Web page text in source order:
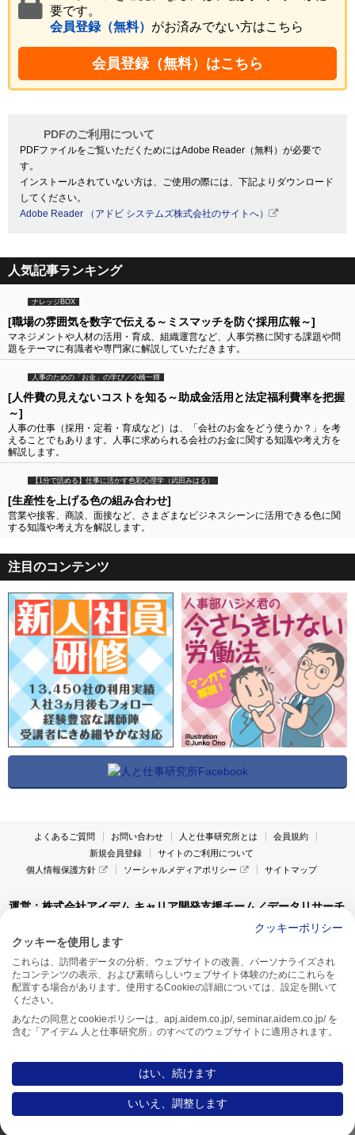
要です。
会員登録（無料） がお済みでない方はこちら
会員登録（無料）はこちら
PDFのご利用について
PDFファイルをご覧いただくためにはAdobe Reader（無料）が必要で
す。
インストールされていない方は、ご使用の際には、下記よりダウンロード
してください。
Adobe Reader （アドビ システムズ株式会社のサイトへ）
人気記事ランキング
ナレッジBOX
[職場の雰囲気を数字で伝える～ミスマッチを防ぐ採用広報～]
マネジメントや人材の活用・育成、組織運営など、人事労務に関する課題や問
題をテーマに有識者や専門家に解説していただきます。
人事のための「お金」の学び／小橋一輝
[人件費の見えないコストを知る～助成金活用と法定福利費率を把握
～]
人事の仕事（採用・定着・育成など）は、「会社のお金をどう使うか？」を考
えることでもあります。人事に求められる会社のお金に関する知識や考え方を
解説します。
【1分で読める】仕事に活かす色彩心理学（武田みはる）
[生産性を上げる色の組み合わせ]
営業や接客、商談、面接など、さまざまなビジネスシーンに活用できる色に関
する知識や考え方を解説します。
注目のコンテンツ
よくあるご質問 お問い合わせ 人と仕事研究所とは
会員規約
新規会員登録
サイトのご利用について
個人情報保護方針
ソーシャルメディアポリシー サイトマップ
運営：株式会社アイデム キャリア開発支援チーム／データリサーチ
〒160-0022 東京都新宿区新宿1-4-10
アイデム本社ビル TEL:03-5269-6020
〒550-0005 大阪府大阪市西区西本町1-13-43
アイデム西本町ビル7F TEL:06-7662-2800
Copyright AIDEM Inc. All rights reserved.
クッキーポリシー
クッキーを使用します
これらは、訪問者データの分析、ウェブサイトの改善、パーソナライズされ
たコンテンツの表示、および素晴らしいウェブサイト体験のためにこれらを
配置する場合があります。使用するCookieの詳細については、設定を開いて
ください。
あなたの同意とcookieポリシーは、apj.aidem.co.jp/, seminar.aidem.co.jp/ を
含む「アイデム 人と仕事研究所」のすべてのウェブサイトに適用されます。
はい、続けます
いいえ、調整します